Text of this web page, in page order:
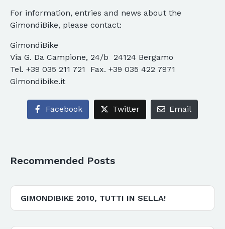
For information, entries and news about the
GimondiBike, please contact:
GimondiBike
Via G. Da Campione, 24/b  24124 Bergamo
Tel. +39 035 211 721 Fax. +39 035 422 7971
Gimondibike.it
Facebook Twitter Email
Recommended Posts
GIMONDIBIKE 2010, TUTTI IN SELLA!